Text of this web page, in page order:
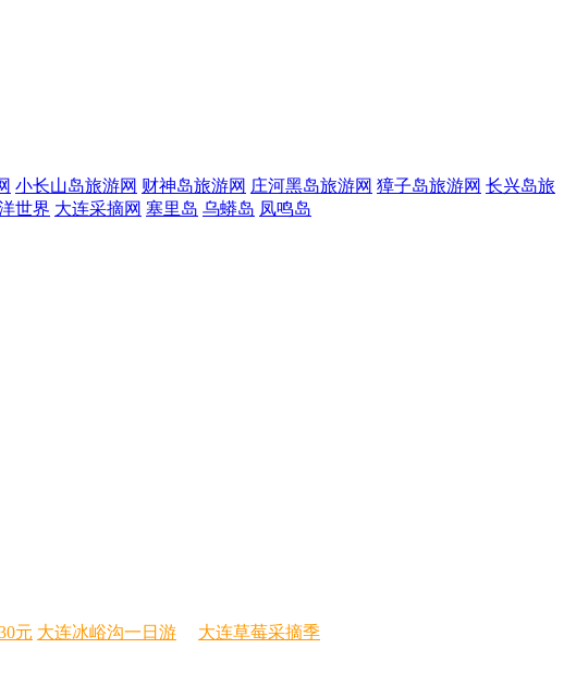
小长山岛旅游网 财神岛旅游网 庄河黑岛旅游网 獐子岛旅游网 长兴岛旅
世界 大连采摘网 塞里岛 乌蟒岛 凤鸣岛
元 大连冰峪沟一日游
大连草莓采摘季